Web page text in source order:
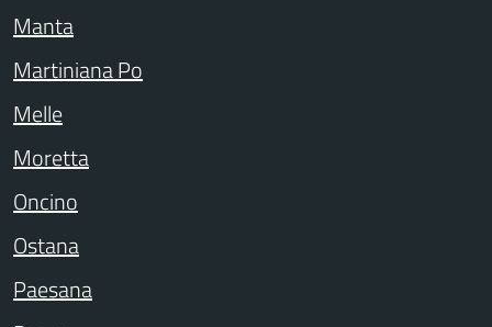
Manta
Martiniana Po
Melle
Moretta
Oncino
Ostana
Paesana